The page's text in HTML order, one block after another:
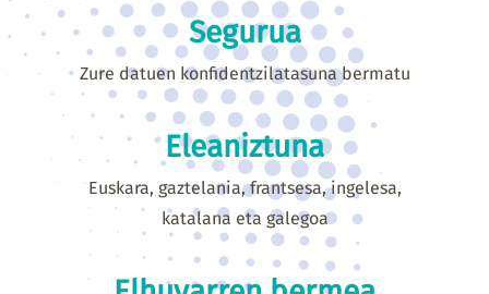
Segurua
Zure datuen konfidentzilatasuna bermatu
Eleaniztuna
Euskara, gaztelania, frantsesa, ingelesa,
katalana eta galegoa